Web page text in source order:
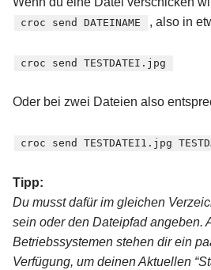
croc send DATEINAME , also in
croc send TESTDATEI.jpg
Oder bei zwei Dateien also
croc send TESTDATEI1.jpg
Tipp:
Du musst dafür im gleichen
sein oder den Dateipfad angeben.
Betriebssystemen stehen dir ein
Verfügung, um deinen Aktuellen